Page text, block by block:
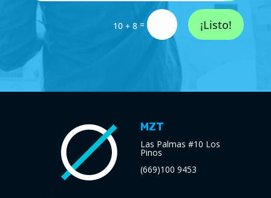
10 + 8 = ¡Listo!
MZT
Las Palmas #10 Los
Pinos
(669)100 9453